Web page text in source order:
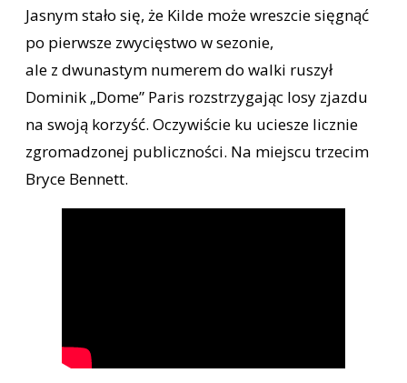
Jasnym stało się, że Kilde może wreszcie sięgnąć
po pierwsze zwycięstwo w sezonie,
ale z dwunastym numerem do walki ruszył
Dominik „Dome” Paris rozstrzygając losy zjazdu
na swoją korzyść. Oczywiście ku uciesze licznie
zgromadzonej publiczności. Na miejscu trzecim
Bryce Bennett.